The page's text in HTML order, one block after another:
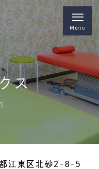
ス
江東区北砂2-8-5